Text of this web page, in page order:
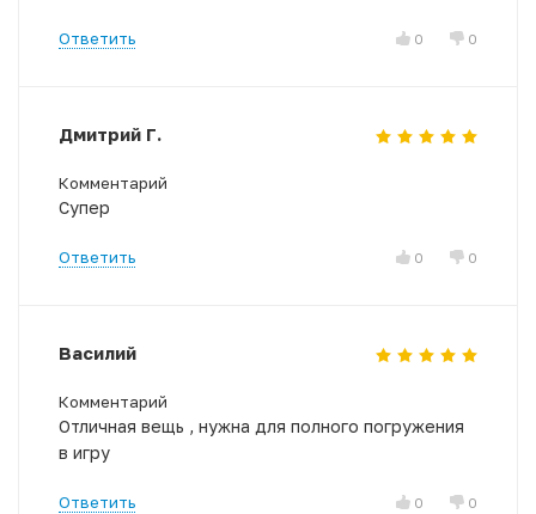
Ответить 0 0
Дмитрий Г.
Комментарий
Супер
Ответить 0 0
Василий
Комментарий
Отличная вещь , нужна для полного погружения
в игру
Ответить 0 0